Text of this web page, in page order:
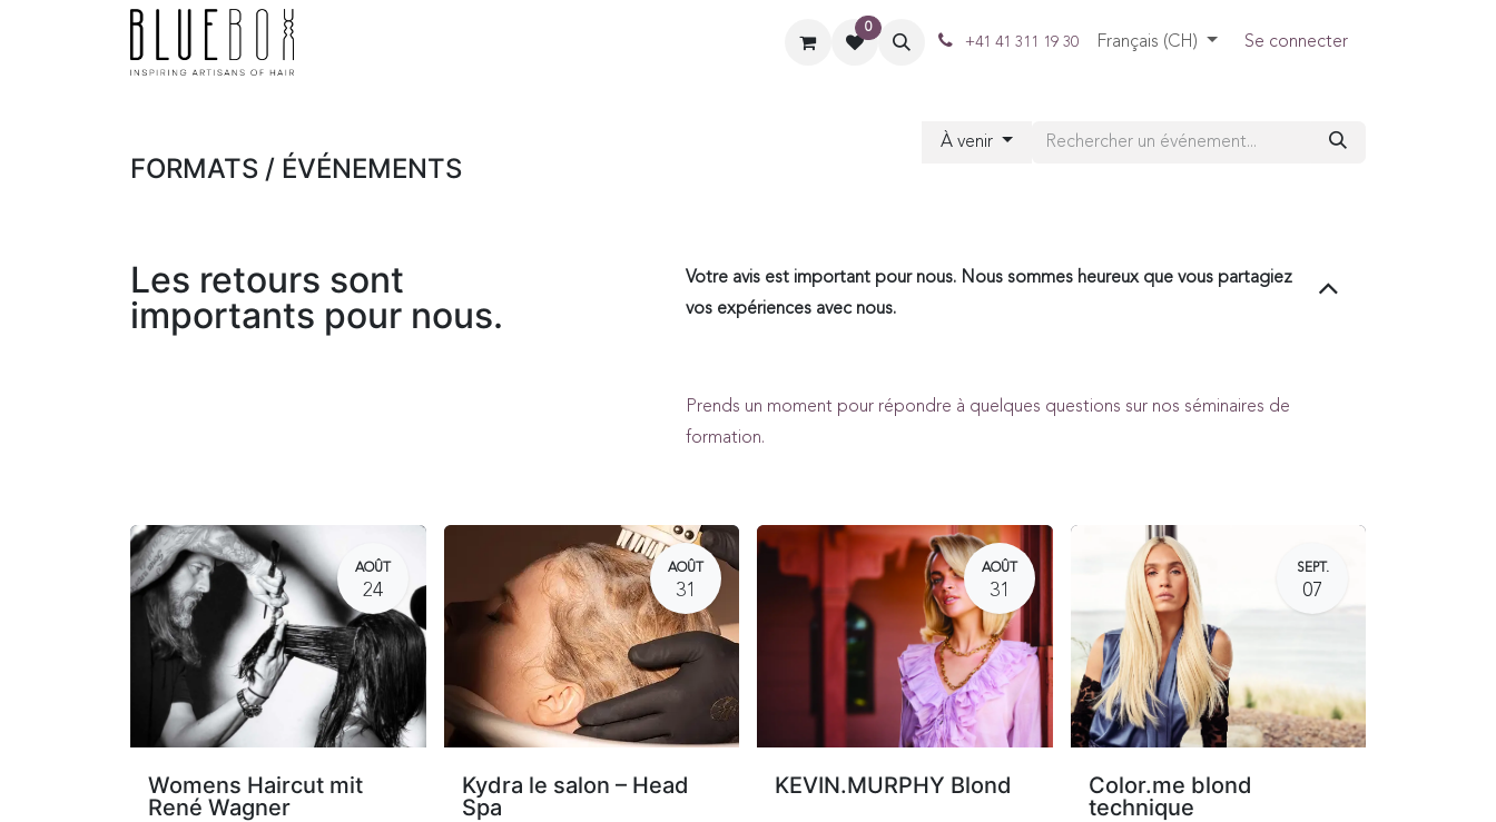
SE RENDRE AU CONTENU
Contactez-nous
0
+41 41 311 19 30 Français (CH) Se connecter
FORMATS / ÉVÉNEMENTS
À venir
Les retours sont
importants pour nous.
Votre avis est important pour nous. Nous sommes heureux que vous partagiez
vos expériences avec nous.
Prends un moment pour répondre à quelques questions sur nos séminaires de
formation.
AOÛT
24
Womens Haircut mit
René Wagner
AOÛT
31
Kydra le salon – Head
Spa
AOÛT
31
KEVIN.MURPHY Blond
SEPT.
07
Color.me blond
technique